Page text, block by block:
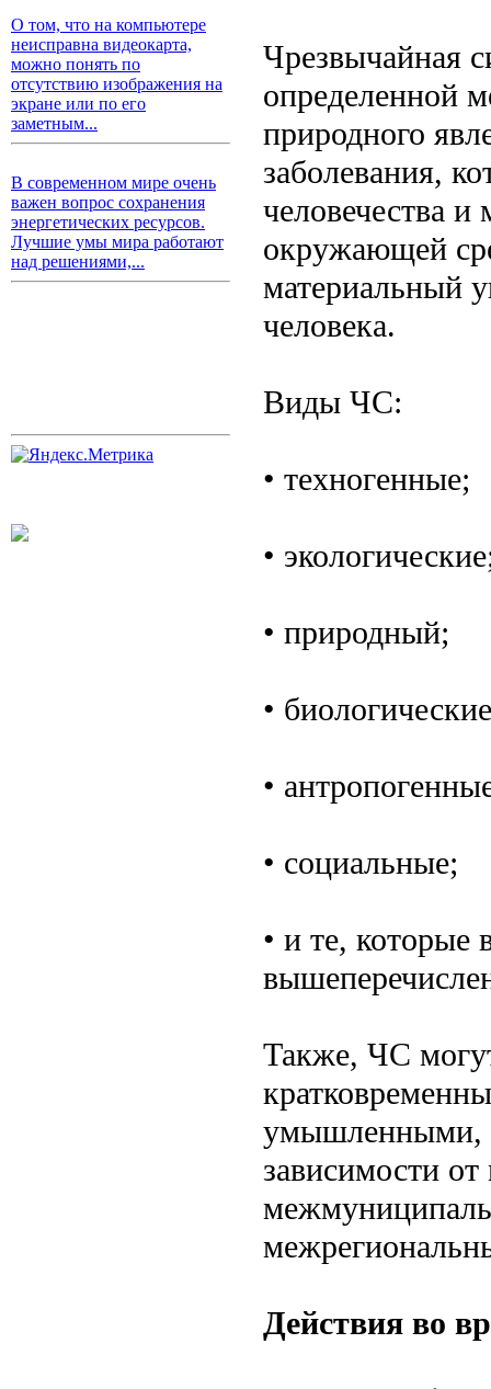
О том, что на компьютере
неисправна видеокарта,
можно понять по
отсутствию изображения на
экране или по его
заметным...
В современном мире очень
важен вопрос сохранения
энергетических ресурсов.
Лучшие умы мира работают
над решениями,...
Чрезвычайная
определенной
природного
заболевания,
человечества
окружающей
материальный
человека.
Виды ЧС:
• техногенные;
•
• природный;
•
•
• социальные;
• и те, которые
Также, ЧС
умышленными,
зависимости
Действия во